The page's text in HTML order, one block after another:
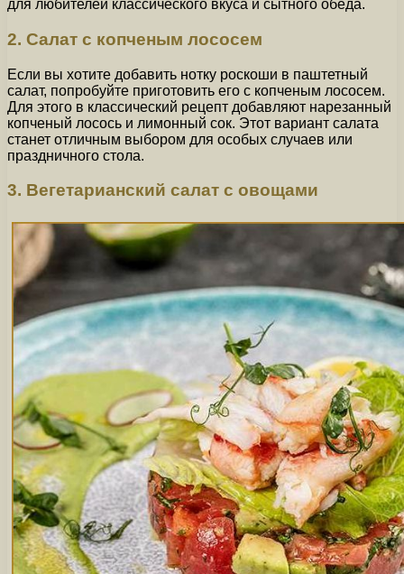
для любителей классического вкуса и сытного обеда.
2. Салат с копченым лососем
Если вы хотите добавить нотку роскоши в паштетный
салат, попробуйте приготовить его с копченым лососем.
Для этого в классический рецепт добавляют нарезанный
копченый лосось и лимонный сок. Этот вариант салата
станет отличным выбором для особых случаев или
праздничного стола.
3. Вегетарианский салат с овощами